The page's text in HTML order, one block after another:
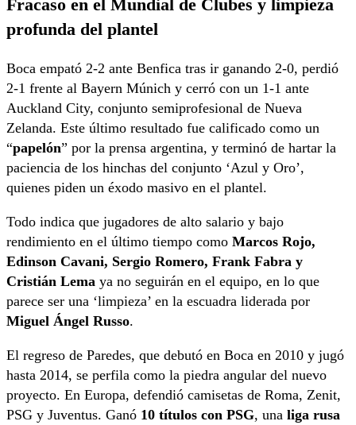
Fracaso en el Mundial de Clubes y limpieza
profunda del plantel
Boca empató 2-2 ante Benfica tras ir ganando 2-0, perdió
2-1 frente al Bayern Múnich y cerró con un 1-1 ante
Auckland City, conjunto semiprofesional de Nueva
Zelanda. Este último resultado fue calificado como un
“papelón” por la prensa argentina, y terminó de hartar la
paciencia de los hinchas del conjunto ‘Azul y Oro’,
quienes piden un éxodo masivo en el plantel.
Todo indica que jugadores de alto salario y bajo
rendimiento en el último tiempo como Marcos Rojo,
Edinson Cavani, Sergio Romero, Frank Fabra y
Cristián Lema ya no seguirán en el equipo, en lo que
parece ser una ‘limpieza’ en la escuadra liderada por
Miguel Ángel Russo.
El regreso de Paredes, que debutó en Boca en 2010 y jugó
hasta 2014, se perfila como la piedra angular del nuevo
proyecto. En Europa, defendió camisetas de Roma, Zenit,
PSG y Juventus. Ganó 10 títulos con PSG, una liga rusa